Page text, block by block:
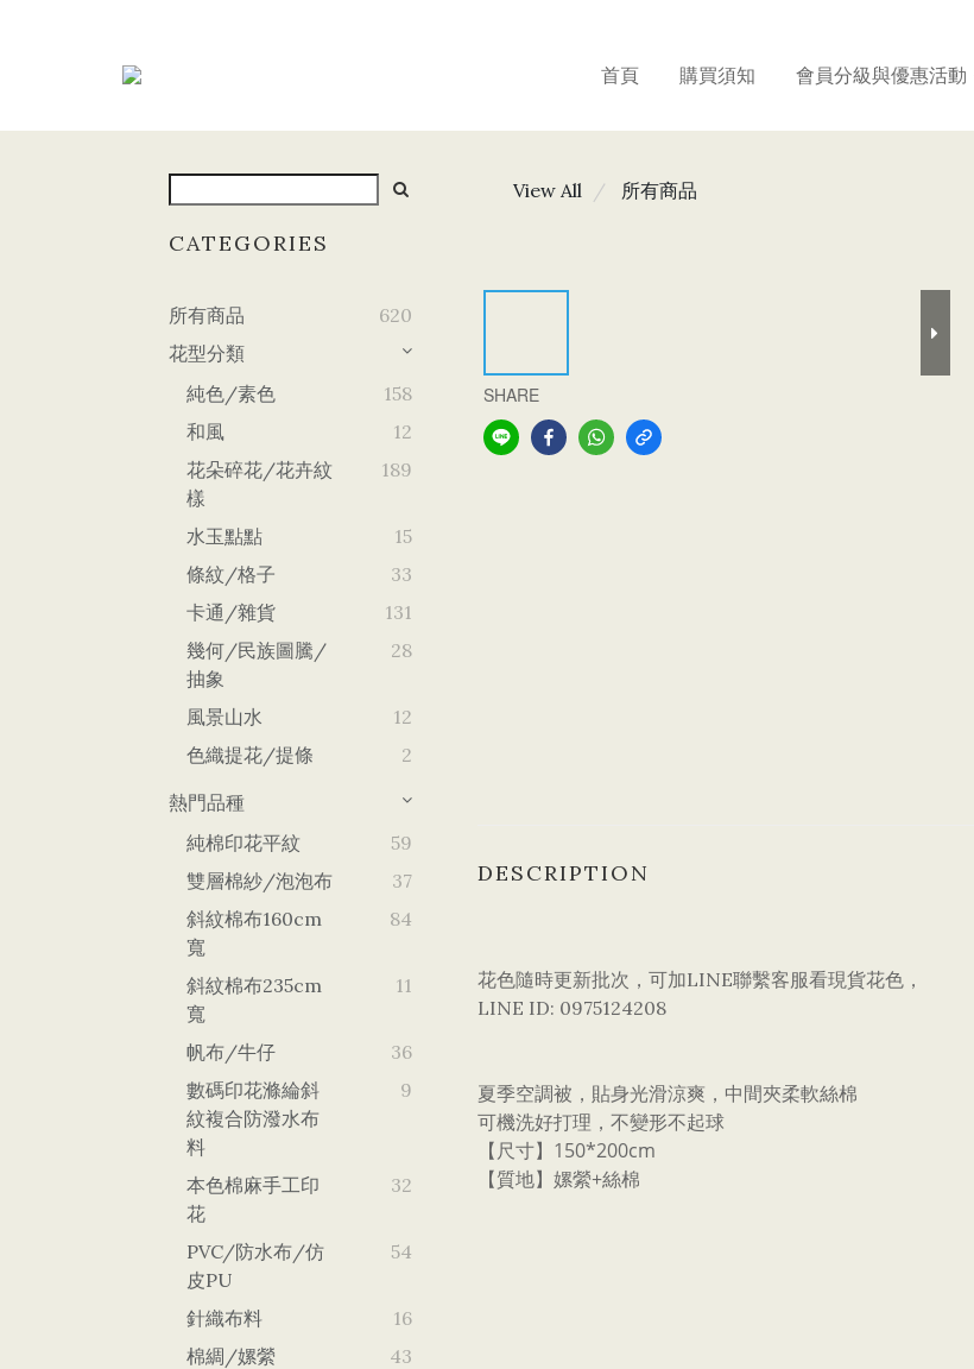
首頁 購買須知 會員分級與優惠活動
CATEGORIES
所有商品
620
花型分類
純色/素色
158
和風
12
花朵碎花/花卉紋
樣
189
水玉點點
15
條紋/格子
33
卡通/雜貨
131
幾何/民族圖騰/
抽象
28
風景山水
12
色織提花/提條
2
熱門品種
純棉印花平紋
59
雙層棉紗/泡泡布
37
斜紋棉布160cm
寬
84
斜紋棉布235cm
寬
11
帆布/牛仔
36
數碼印花滌綸斜
紋複合防潑水布
料
9
本色棉麻手工印
花
32
PVC/防水布/仿
皮PU
54
針織布料
16
棉綢/嫘縈
43
View All 所有商品
SHARE
DESCRIPTION
花色隨時更新批次，可加LINE聯繫客服看現貨花色，
LINE ID: 0975124208
夏季空調被，貼身光滑涼爽，中間夾柔軟絲棉
可機洗好打理，不變形不起球
【尺寸】150*200cm
【質地】嫘縈+絲棉